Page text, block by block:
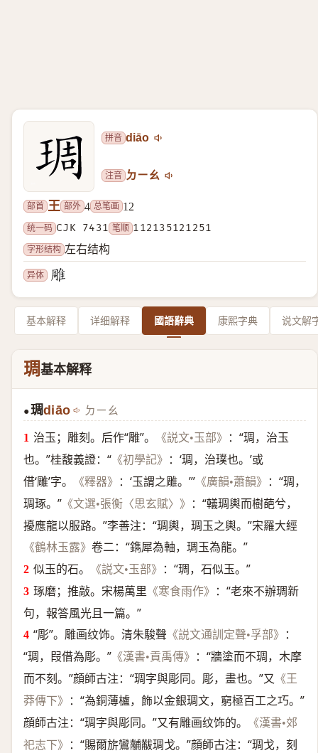
拼音 diāo
注音 ㄉㄧㄠ
部首 王 部外 4 总笔画 12
统一码 CJK 7431 笔顺 112135121251
字形结构 左右结构
异体
基本解释 详细解释 國語辭典 康熙字典 说文解
琱基本解释
●琱diāo ㄉㄧㄠ
治玉；雕刻。后作“雕”。 《説文•玉部》
：“琱，治玉
也。”桂馥義證：“ 《初學記》
：‘琱，治璞也。’或
借‘雕’字。
《釋器》 ：‘玉謂之雕。’” 《廣韻•蕭韻》
：“琱，
琱琢。” 《文選•張衡〈思玄賦〉》
：“轙琱輿而樹葩兮，
擾應龍以服路。”李善注：“琱輿，琱玉之輿。”宋羅大經
《鶴林玉露》 卷二：“鐫犀為軸，琱玉為龍。”
似玉的石。
《説文•玉部》
：“琱，石似玉。”
琢磨；推敲。宋楊萬里 《寒食雨作》
：“老來不辦琱新
句，報答風光且一篇。”
“彫”。雕画纹饰。清朱駿聲 《説文通訓定聲•孚部》
：
“琱，叚借為彫。” 《漢書•貢禹傳》
：“牆塗而不琱，木摩
而不刻。”顔師古注：“琱字與彫同。彫，畫也。”又 《王
莽傳下》
：“為銅薄櫨，飾以金銀琱文，窮極百工之巧。”
顔師古注：“琱字與彫同。”又有雕画纹饰的。
《漢書•郊
祀志下》
：“賜爾旂鸞黼黻琱戈。”顔師古注：“琱戈，刻